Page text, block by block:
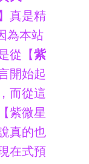
真是精
為本站
從【紫
開始起
而從這
紫微星
真的也
在式預